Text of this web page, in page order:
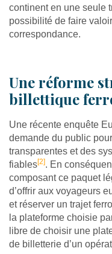
continent en une seule
possibilité de faire
correspondance.
Une réforme
billettique
Une récente enquête
demande du public
transparentes et des
fiables[2]. En
composant ce paquet
d’offrir aux voyageurs
et réserver un trajet
la plateforme choisie
libre de choisir une
de billetterie d’un